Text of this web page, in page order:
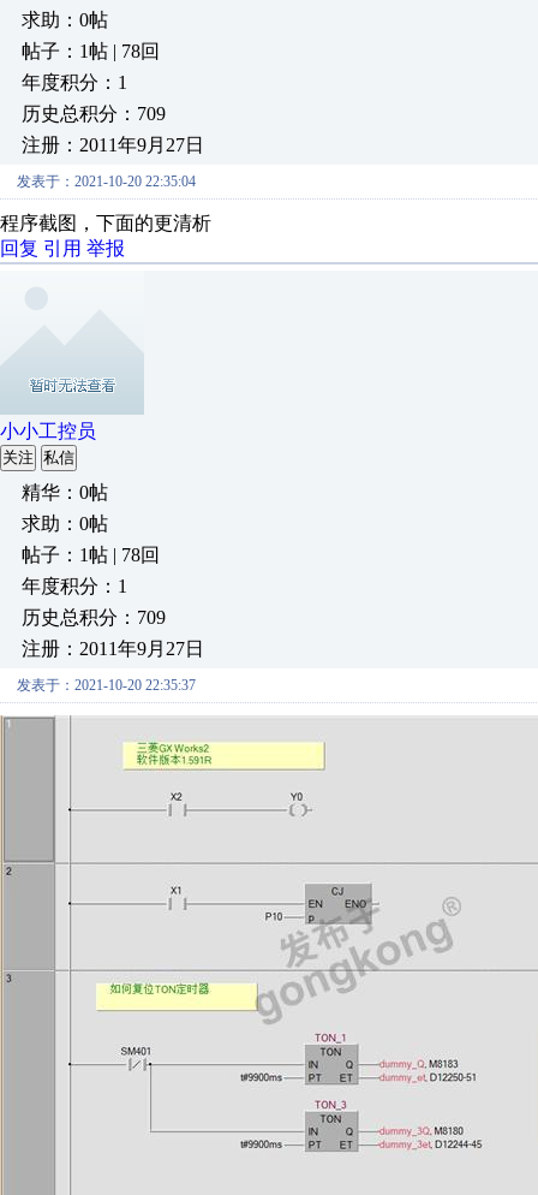
求助：0帖
帖子：1帖 | 78回
年度积分：1
历史总积分：709
注册：2011年9月27日
发表于：2021-10-20 22:35:04
程序截图，下面的更清析
回复 引用 举报
小小工控员
关注 私信
精华：0帖
求助：0帖
帖子：1帖 | 78回
年度积分：1
历史总积分：709
注册：2011年9月27日
发表于：2021-10-20 22:35:37